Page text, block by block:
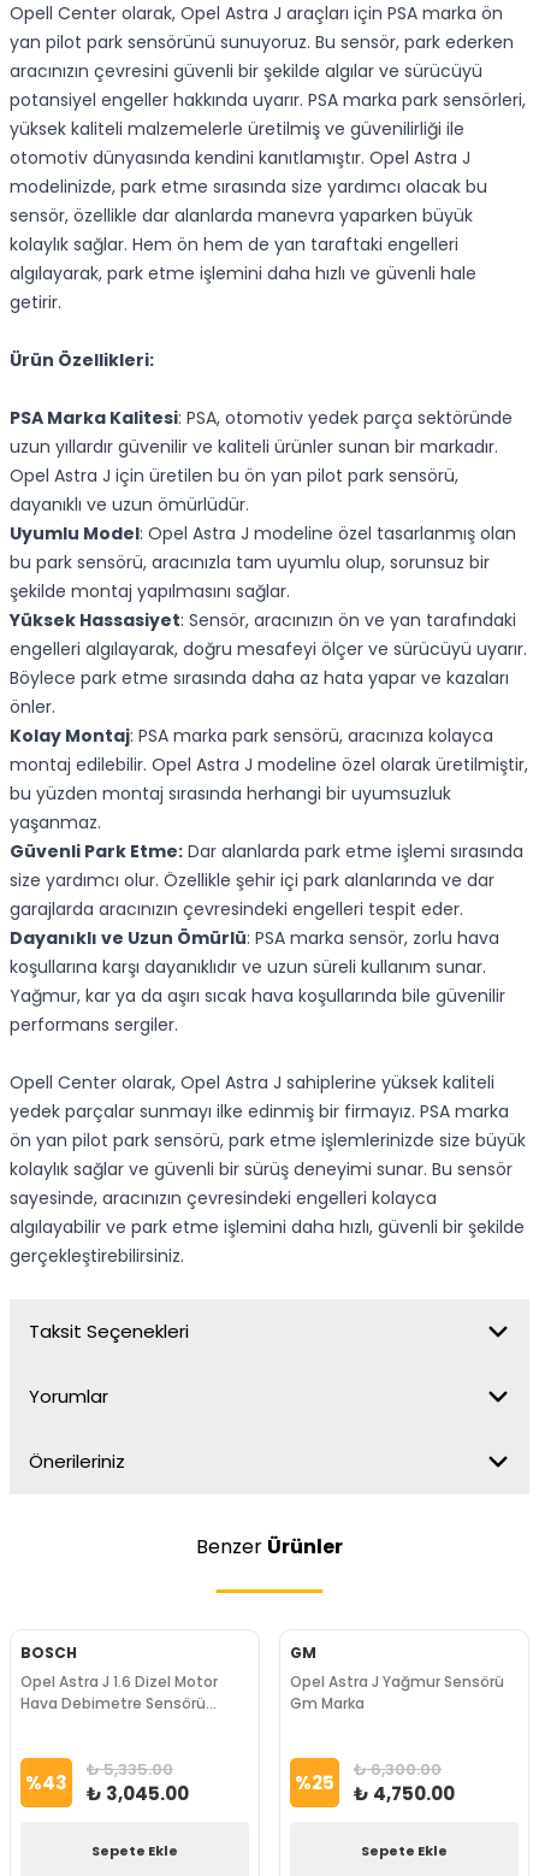
Opell Center olarak, Opel Astra J araçları için PSA marka ön
yan pilot park sensörünü sunuyoruz. Bu sensör, park ederken
aracınızın çevresini güvenli bir şekilde algılar ve sürücüyü
potansiyel engeller hakkında uyarır. PSA marka park sensörleri,
yüksek kaliteli malzemelerle üretilmiş ve güvenilirliği ile
otomotiv dünyasında kendini kanıtlamıştır. Opel Astra J
modelinizde, park etme sırasında size yardımcı olacak bu
sensör, özellikle dar alanlarda manevra yaparken büyük
kolaylık sağlar. Hem ön hem de yan taraftaki engelleri
algılayarak, park etme işlemini daha hızlı ve güvenli hale
getirir.
Ürün Özellikleri:
PSA Marka Kalitesi: PSA, otomotiv yedek parça sektöründe
uzun yıllardır güvenilir ve kaliteli ürünler sunan bir markadır.
Opel Astra J için üretilen bu ön yan pilot park sensörü,
dayanıklı ve uzun ömürlüdür.
Uyumlu Model: Opel Astra J modeline özel tasarlanmış olan
bu park sensörü, aracınızla tam uyumlu olup, sorunsuz bir
şekilde montaj yapılmasını sağlar.
Yüksek Hassasiyet: Sensör, aracınızın ön ve yan tarafındaki
engelleri algılayarak, doğru mesafeyi ölçer ve sürücüyü uyarır.
Böylece park etme sırasında daha az hata yapar ve kazaları
önler.
Kolay Montaj: PSA marka park sensörü, aracınıza kolayca
montaj edilebilir. Opel Astra J modeline özel olarak üretilmiştir,
bu yüzden montaj sırasında herhangi bir uyumsuzluk
yaşanmaz.
Güvenli Park Etme: Dar alanlarda park etme işlemi sırasında
size yardımcı olur. Özellikle şehir içi park alanlarında ve dar
garajlarda aracınızın çevresindeki engelleri tespit eder.
Dayanıklı ve Uzun Ömürlü: PSA marka sensör, zorlu hava
koşullarına karşı dayanıklıdır ve uzun süreli kullanım sunar.
Yağmur, kar ya da aşırı sıcak hava koşullarında bile güvenilir
performans sergiler.
Opell Center olarak, Opel Astra J sahiplerine yüksek kaliteli
yedek parçalar sunmayı ilke edinmiş bir firmayız. PSA marka
ön yan pilot park sensörü, park etme işlemlerinizde size büyük
kolaylık sağlar ve güvenli bir sürüş deneyimi sunar. Bu sensör
sayesinde, aracınızın çevresindeki engelleri kolayca
algılayabilir ve park etme işlemini daha hızlı, güvenli bir şekilde
gerçekleştirebilirsiniz.
Taksit Seçenekleri
Yorumlar
Önerileriniz
Benzer Ürünler
BOSCH
Opel Astra J 1.6 Dizel Motor
Hava Debimetre Sensörü
%43 ₺ 5,335.00
₺ 3,045.00
Sepete Ekle
GM
Opel Astra J Yağmur Sensörü
Gm Marka
%25 ₺ 6,300.00
₺ 4,750.00
Sepete Ekle